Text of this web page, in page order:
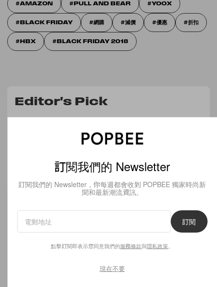
AMAZON PULL AND BEAR YOOX
BLACK FRIDAY 網購 減價 優惠 折扣
HBX BLACK FRIDAY 2018
Editor's Pick
Read Now
Related Articles
訂閱我們的 Newsletter
訂閱我們的 Newsletter，你每週都會收到 POPBEE 獨家時尚新
聞和最新潮流資訊。
訂閱
點擊訂閱即表示您同意我們的服務條款與隱私政策
現在不要